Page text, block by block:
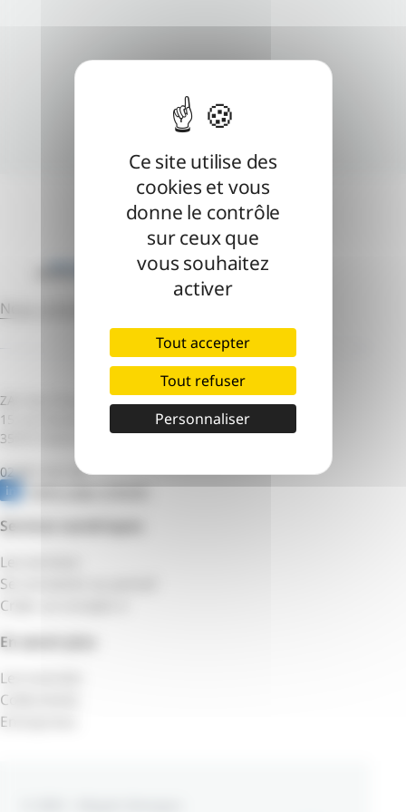
Nous contacter
ZAC des Champs Blancs – Bâtiment B
15 rue Claude Chappe
35510 Cesson-Sévigné
02 99 12 51 55
Notre page Linkedin
Services numériques
Les services
Se connecter au portail
Créer un compte
En savoir plus
Les tutoriels
Collectivités
Entreprises
Ce site utilise des
cookies et vous
donne le contrôle
sur ceux que
vous souhaitez
activer
Tout accepter
Tout refuser
Personnaliser